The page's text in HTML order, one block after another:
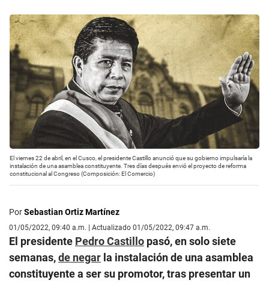
El viernes 22 de abril, en el Cusco, el presidente Castillo anunció que su gobierno impulsaría la
instalación de una asamblea constituyente. Tres días después envió el proyecto de reforma
constitucional al Congreso (Composición: El Comercio)
PorSebastian Ortiz Martínez
01/05/2022, 09:40 a.m. | Actualizado 01/05/2022, 09:47 a.m.
El presidente Pedro Castillo pasó, en solo siete
semanas,de negar la instalación de una asamblea
constituyente a ser su promotor, tras presentar un